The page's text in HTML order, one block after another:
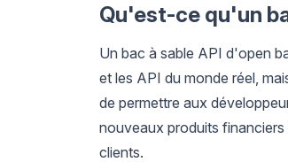
Qu'est-ce qu'un
Un bac à sable API d'open
et les API du monde réel,
de permettre aux
nouveaux produits
clients.